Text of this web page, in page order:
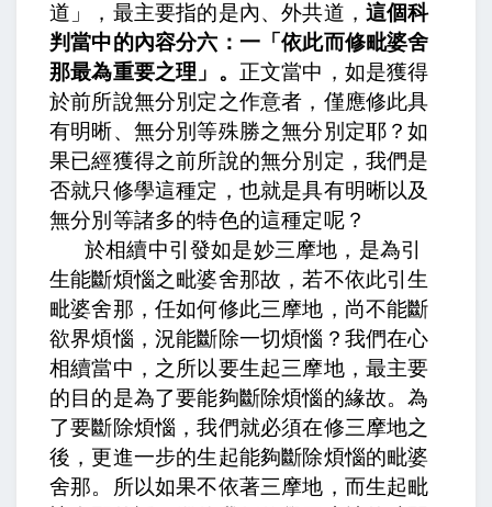
道」，最主要指的是內、外共道， 這個科
判當中的內容分六：一「依此而修毗婆舍
那最為重要之理」。 正文當中， 如是獲得
於前所說無分別定之作意者，僅應修此具
有明晰、無分別等殊勝之無分別定耶 ？如
果已經獲得之前所說的無分別定，我們是
否就只修學這種定，也就是具有明晰以及
無分別等諸多的特色的這種定呢？
於相續中引發如是妙三摩地，是為引
生能斷煩惱之毗婆舍那故，若不依此引生
毗婆舍那，任如何修此三摩地，尚不能斷
欲界煩惱，況能斷除一切煩惱 ？我們在心
相續當中，之所以要生起三摩地，最主要
的目的是為了要能夠斷除煩惱的緣故。為
了要斷除煩惱，我們就必須在修三摩地之
後，更進一步的生起能夠斷除煩惱的毗婆
舍那。所以如果不依著三摩地，而生起毗